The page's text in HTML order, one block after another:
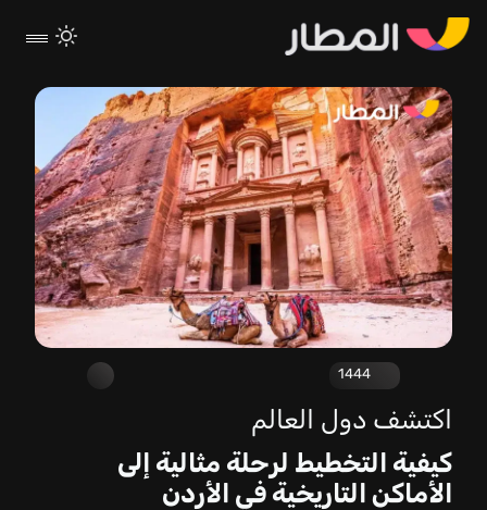
1444
اكتشف دول العالم
كيفية التخطيط لرحلة مثالية إلى
الأماكن التاريخية في الأردن